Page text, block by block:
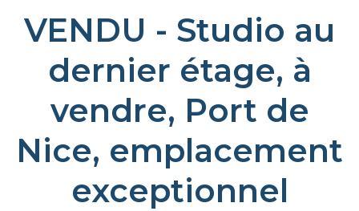
VENDU - Studio au
dernier étage, à
vendre, Port de
Nice, emplacement
exceptionnel